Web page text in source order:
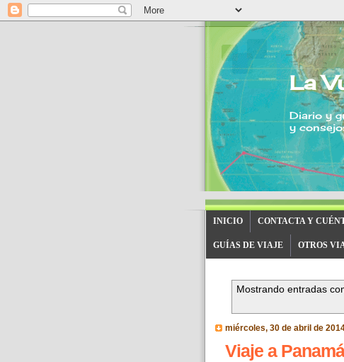
La
Diario y
y
INICIO CONTACTA Y
GUÍAS DE VIAJE OTROS
Mostrando entradas
miércoles, 30 de abril de
Viaje a